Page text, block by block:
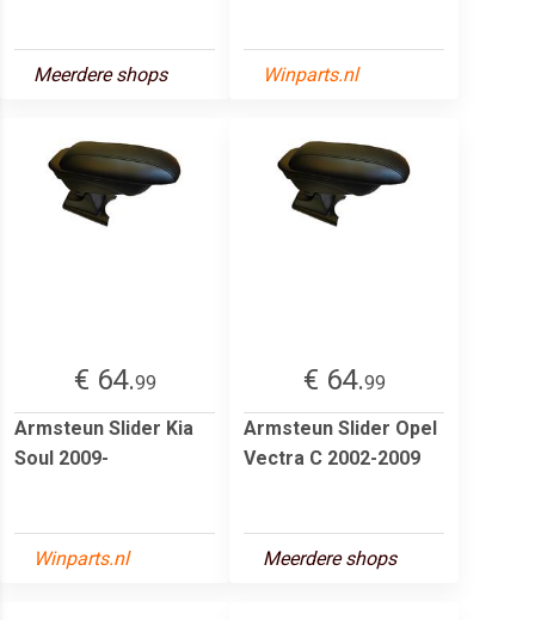
Meerdere shops Winparts.nl
€ 64.99
Armsteun Slider Kia
Soul 2009-
Winparts.nl
€ 64.99
Armsteun Slider Opel
Vectra C 2002-2009
Meerdere shops